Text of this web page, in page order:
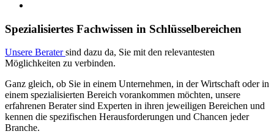
Spezialisiertes Fachwissen in Schlüsselbereichen
Unsere Beratersind dazu da, Sie mit den relevantesten
Möglichkeiten zu verbinden.
Ganz gleich, ob Sie in einem Unternehmen, in der Wirtschaft oder in
einem spezialisierten Bereich vorankommen möchten, unsere
erfahrenen Berater sind Experten in ihren jeweiligen Bereichen und
kennen die spezifischen Herausforderungen und Chancen jeder
Branche.